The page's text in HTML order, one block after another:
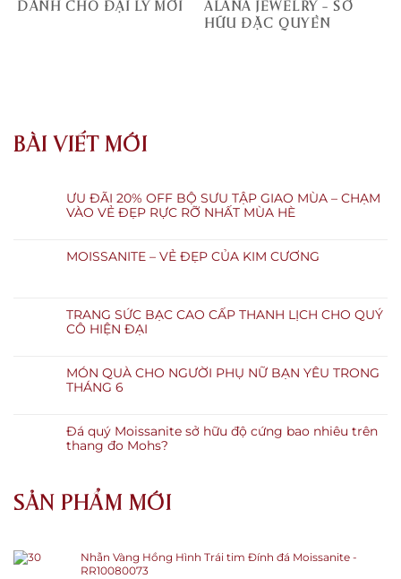
DÀNH CHO ĐẠI LÝ MỚI
ALANA JEWELRY – SỞ
HỮU ĐẶC QUYỀN
BÀI VIẾT MỚI
ƯU ĐÃI 20% OFF BỘ SƯU TẬP GIAO MÙA – CHẠM
VÀO VẺ ĐẸP RỰC RỠ NHẤT MÙA HÈ
MOISSANITE – VẺ ĐẸP CỦA KIM CƯƠNG
TRANG SỨC BẠC CAO CẤP THANH LỊCH CHO QUÝ
CÔ HIỆN ĐẠI
MÓN QUÀ CHO NGƯỜI PHỤ NỮ BẠN YÊU TRONG
THÁNG 6
Đá quý Moissanite sở hữu độ cứng bao nhiêu trên
thang đo Mohs?
SẢN PHẨM MỚI
Nhẫn Vàng Hồng Hình Trái tim Đính đá Moissanite -
RR10080073